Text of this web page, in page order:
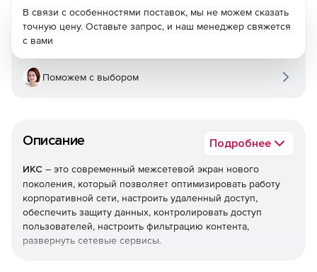
Описание Подробнее
ИКС – это современный межсетевой экран нового
поколения, который позволяет оптимизировать работу
корпоративной сети, настроить удаленный доступ,
обеспечить защиту данных, контролировать доступ
пользователей, настроить фильтрацию контента,
развернуть сетевые сервисы.
В связи с особенностями поставок, мы не можем сказать
точную цену. Оставьте запрос, и наш менеджер свяжется
с вами
Поможем с выбором